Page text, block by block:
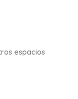
espacios